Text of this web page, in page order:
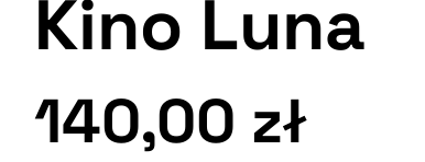
Kino Luna
140,00 zł